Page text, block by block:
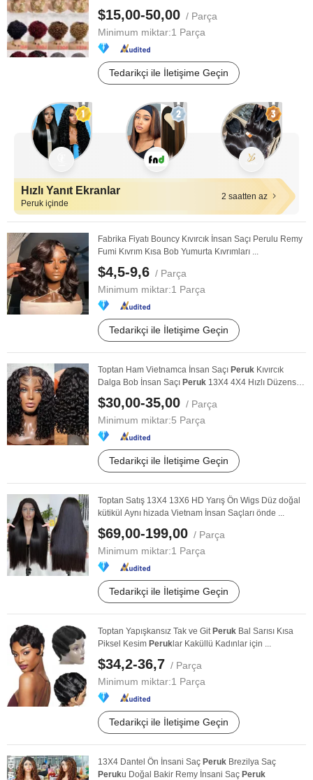
$15,00-50,00 / Parça
Minimum miktar:1 Parça
Tedarikçi ile İletişime Geçin
Hızlı Yanıt Ekranlar
Peruk içinde
2 saatten az
Fabrika Fiyatı Bouncy Kıvırcık İnsan Saçı Perulu Remy
Fumi Kıvrım Kısa Bob Yumurta Kıvrımları ...
$4,5-9,6 / Parça
Minimum miktar:1 Parça
Tedarikçi ile İletişime Geçin
Toptan Ham Vietnamca İnsan Saçı Peruk Kıvırcık
Dalga Bob İnsan Saçı Peruk 13X4 4X4 Hızlı Düzensiz
...
$30,00-35,00 / Parça
Minimum miktar:5 Parça
Tedarikçi ile İletişime Geçin
Toptan Satış 13X4 13X6 HD Yarış Ön Wigs Düz doğal
kütikül Aynı hizada Vietnam İnsan Saçları önde ...
$69,00-199,00 / Parça
Minimum miktar:1 Parça
Tedarikçi ile İletişime Geçin
Toptan Yapışkansız Tak ve Git Peruk Bal Sarısı Kısa
Piksel Kesim Peruk lar Kaküllü Kadınlar için ...
$34,2-36,7 / Parça
Minimum miktar:1 Parça
Tedarikçi ile İletişime Geçin
13X4 Dantel Ön İnsani Saç Peruk Brezilya Saç
Peruku Doğal Bakir Remy İnsani Saç Peruk